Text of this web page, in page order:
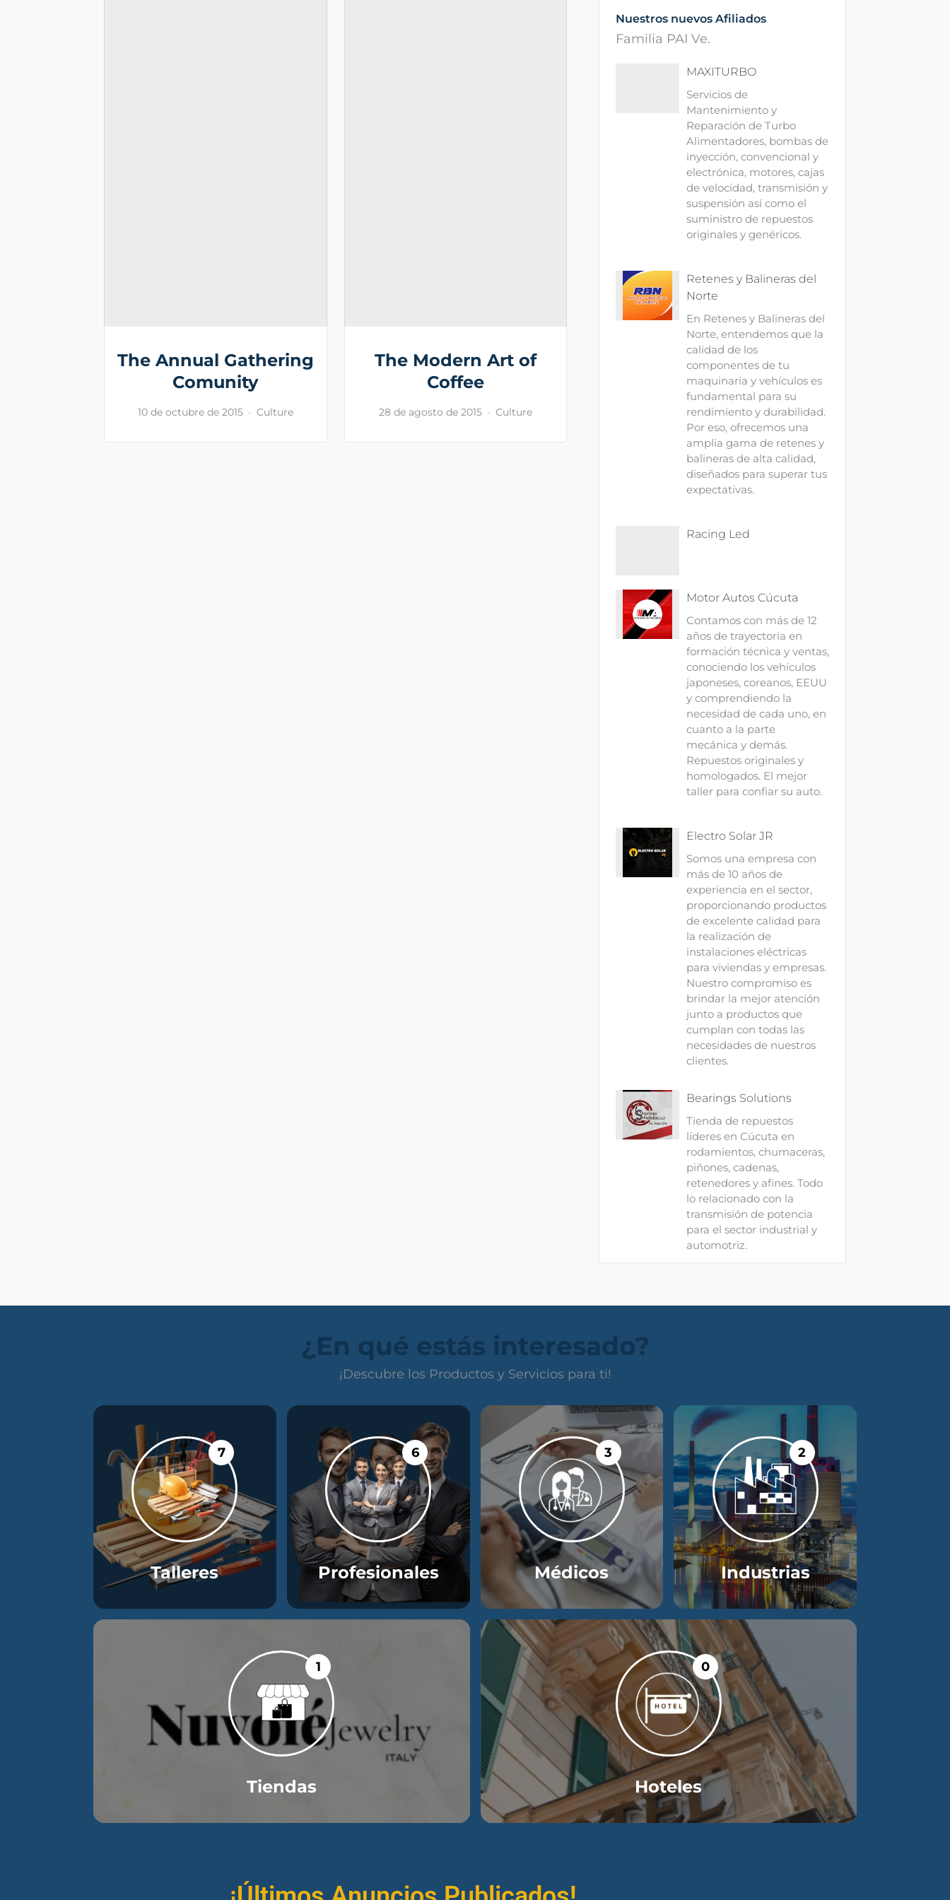
The Annual Gathering
Comunity
10 de octubre de 2015 Culture
The Modern Art of
Coffee
28 de agosto de 2015 Culture
Nuestros nuevos Afiliados
Familia PAI Ve.
MAXITURBO
Servicios de
Mantenimiento y
Reparación de Turbo
Alimentadores, bombas de
inyección, convencional y
electrónica, motores, cajas
de velocidad, transmisión y
suspensión así como el
suministro de repuestos
originales y genéricos.
Retenes y Balineras del
Norte
En Retenes y Balineras del
Norte, entendemos que la
calidad de los
componentes de tu
maquinaria y vehículos es
fundamental para su
rendimiento y durabilidad.
Por eso, ofrecemos una
amplia gama de retenes y
balineras de alta calidad,
diseñados para superar tus
expectativas.
Racing Led
Motor Autos Cúcuta
Contamos con más de 12
años de trayectoria en
formación técnica y ventas,
conociendo los vehículos
japoneses, coreanos, EEUU
y comprendiendo la
necesidad de cada uno, en
cuanto a la parte
mecánica y demás.
Repuestos originales y
homologados. El mejor
taller para confiar su auto.
Electro Solar JR
Somos una empresa con
más de 10 años de
experiencia en el sector,
proporcionando productos
de excelente calidad para
la realización de
instalaciones eléctricas
para viviendas y empresas.
Nuestro compromiso es
brindar la mejor atención
junto a productos que
cumplan con todas las
necesidades de nuestros
clientes.
Bearings Solutions
Tienda de repuestos
líderes en Cúcuta en
rodamientos, chumaceras,
piñones, cadenas,
retenedores y afines. Todo
lo relacionado con la
transmisión de potencia
para el sector industrial y
automotriz.
¿En qué estás interesado?
¡Descubre los Productos y Servicios para ti!
7
Talleres
6
Profesionales
3
Médicos
2
Industrias
1
Tiendas
0
Hoteles